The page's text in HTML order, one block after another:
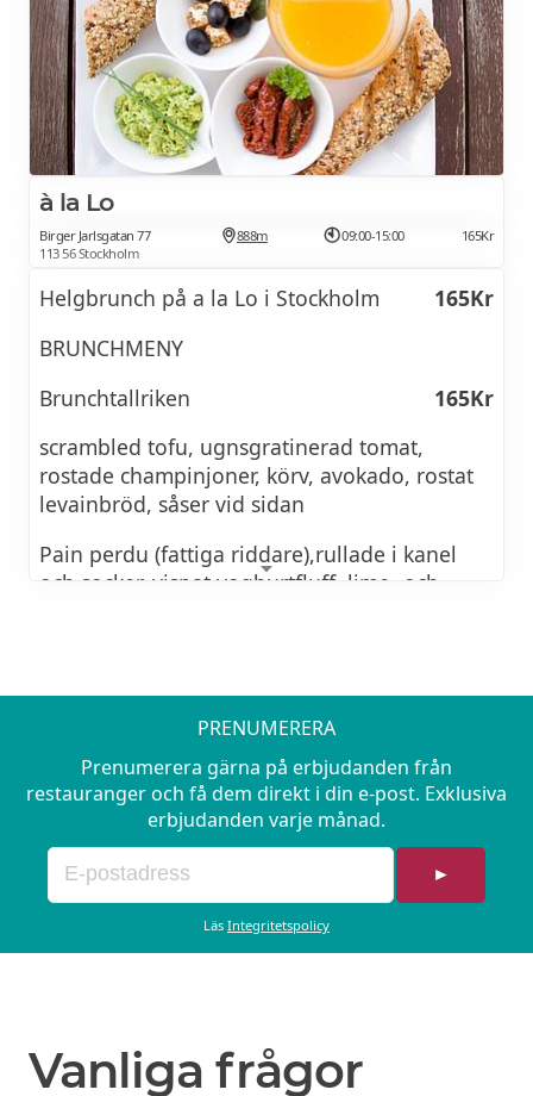
à la Lo
Birger Jarlsgatan 77
113 56 Stockholm
888m 09:00-15:00 165Kr
Helgbrunch på a la Lo i Stockholm
165Kr
BRUNCHMENY
Brunchtallriken
165Kr
scrambled tofu, ugnsgratinerad tomat,
rostade champinjoner, körv, avokado, rostat
levainbröd, såser vid sidan
Pain perdu (fattiga riddare),rullade i kanel
och socker, vispat yoghurtfluff, lime- och
Toast à la Lo- rostat levainbröd, scrambled
tofu, rostade champinjoner, långbakade
PRENUMERERA
Prenumerera gärna på erbjudanden från
restauranger och få dem direkt i din e-post. Exklusiva
erbjudanden varje månad.
►
Läs Integritetspolicy
Vanliga frågor